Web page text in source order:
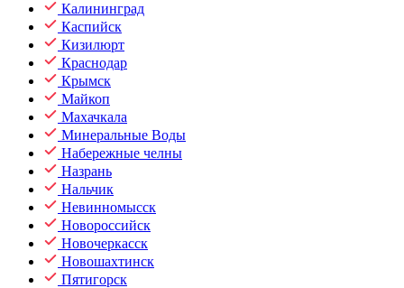
Калининград
Каспийск
Кизилюрт
Краснодар
Крымск
Майкоп
Махачкала
Минеральные Воды
Набережные челны
Назрань
Нальчик
Невинномысск
Новороссийск
Новочеркасск
Новошахтинск
Пятигорск